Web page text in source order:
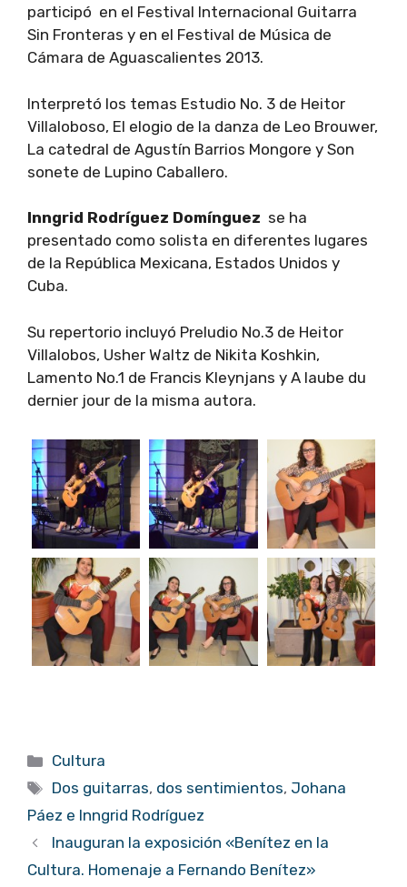
participó en el Festival Internacional Guitarra
Sin Fronteras y en el Festival de Música de
Cámara de Aguascalientes 2013.
Interpretó los temas Estudio No. 3 de Heitor
Villaloboso, El elogio de la danza de Leo Brouwer,
La catedral de Agustín Barrios Mongore y Son
sonete de Lupino Caballero.
Inngrid Rodríguez Domínguez se ha
presentado como solista en diferentes lugares
de la República Mexicana, Estados Unidos y
Cuba.
Su repertorio incluyó Preludio No.3 de Heitor
Villalobos, Usher Waltz de Nikita Koshkin,
Lamento No.1 de Francis Kleynjans y A laube du
dernier jour de la misma autora.
Categorías
Cultura
Etiquetas
Dos guitarras, dos sentimientos, Johana
Páez e Inngrid Rodríguez
Inauguran la exposición «Benítez en la
Cultura. Homenaje a Fernando Benítez»